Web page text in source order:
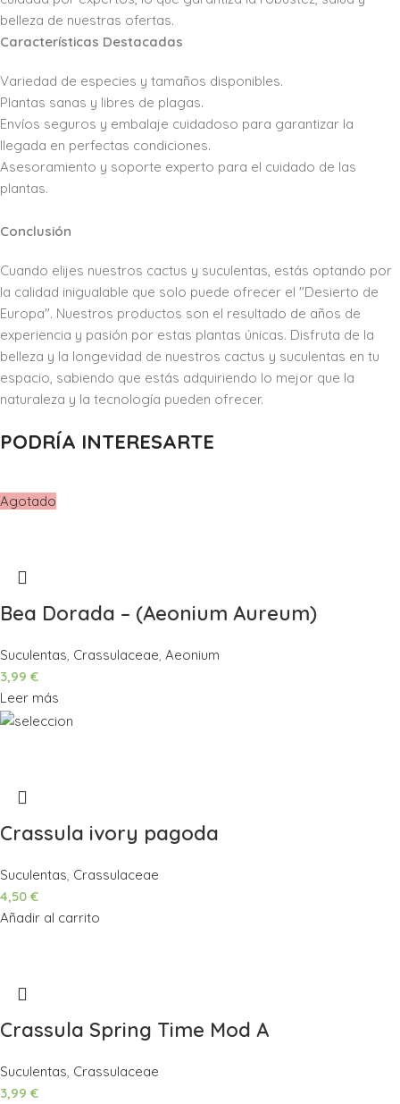
belleza de nuestras ofertas.
Características Destacadas
Variedad de especies y tamaños disponibles.
Plantas sanas y libres de plagas.
Envíos seguros y embalaje cuidadoso para garantizar la
llegada en perfectas condiciones.
Asesoramiento y soporte experto para el cuidado de las
plantas.
Conclusión
Cuando elijes nuestros cactus y suculentas, estás optando por
la calidad inigualable que solo puede ofrecer el "Desierto de
Europa". Nuestros productos son el resultado de años de
experiencia y pasión por estas plantas únicas. Disfruta de la
belleza y la longevidad de nuestros cactus y suculentas en tu
espacio, sabiendo que estás adquiriendo lo mejor que la
naturaleza y la tecnología pueden ofrecer.
PODRÍA INTERESARTE
Agotado
Bea Dorada – (Aeonium Aureum)
Suculentas, Crassulaceae, Aeonium
3,99 €
Leer más
Crassula ivory pagoda
Suculentas Crassulaceae
4,50 €
Añadir al carrito
Crassula Spring Time Mod A
Suculentas Crassulaceae
3,99 €